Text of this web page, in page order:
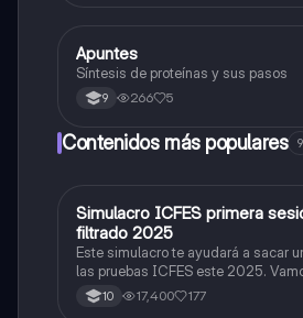
Biologia
Apuntes
Síntesis de proteínas y sus pasos
9 266 5
Contenidos más populares 9
ICFES: Matemáticas
Simulacro ICFES primera
filtrado 2025
Este simulacro te ayudará a sacar
las pruebas ICFES este 2025.
500/500. Y poder ser admitido en
quieras, estudiar la carrera que
10 17,400 177